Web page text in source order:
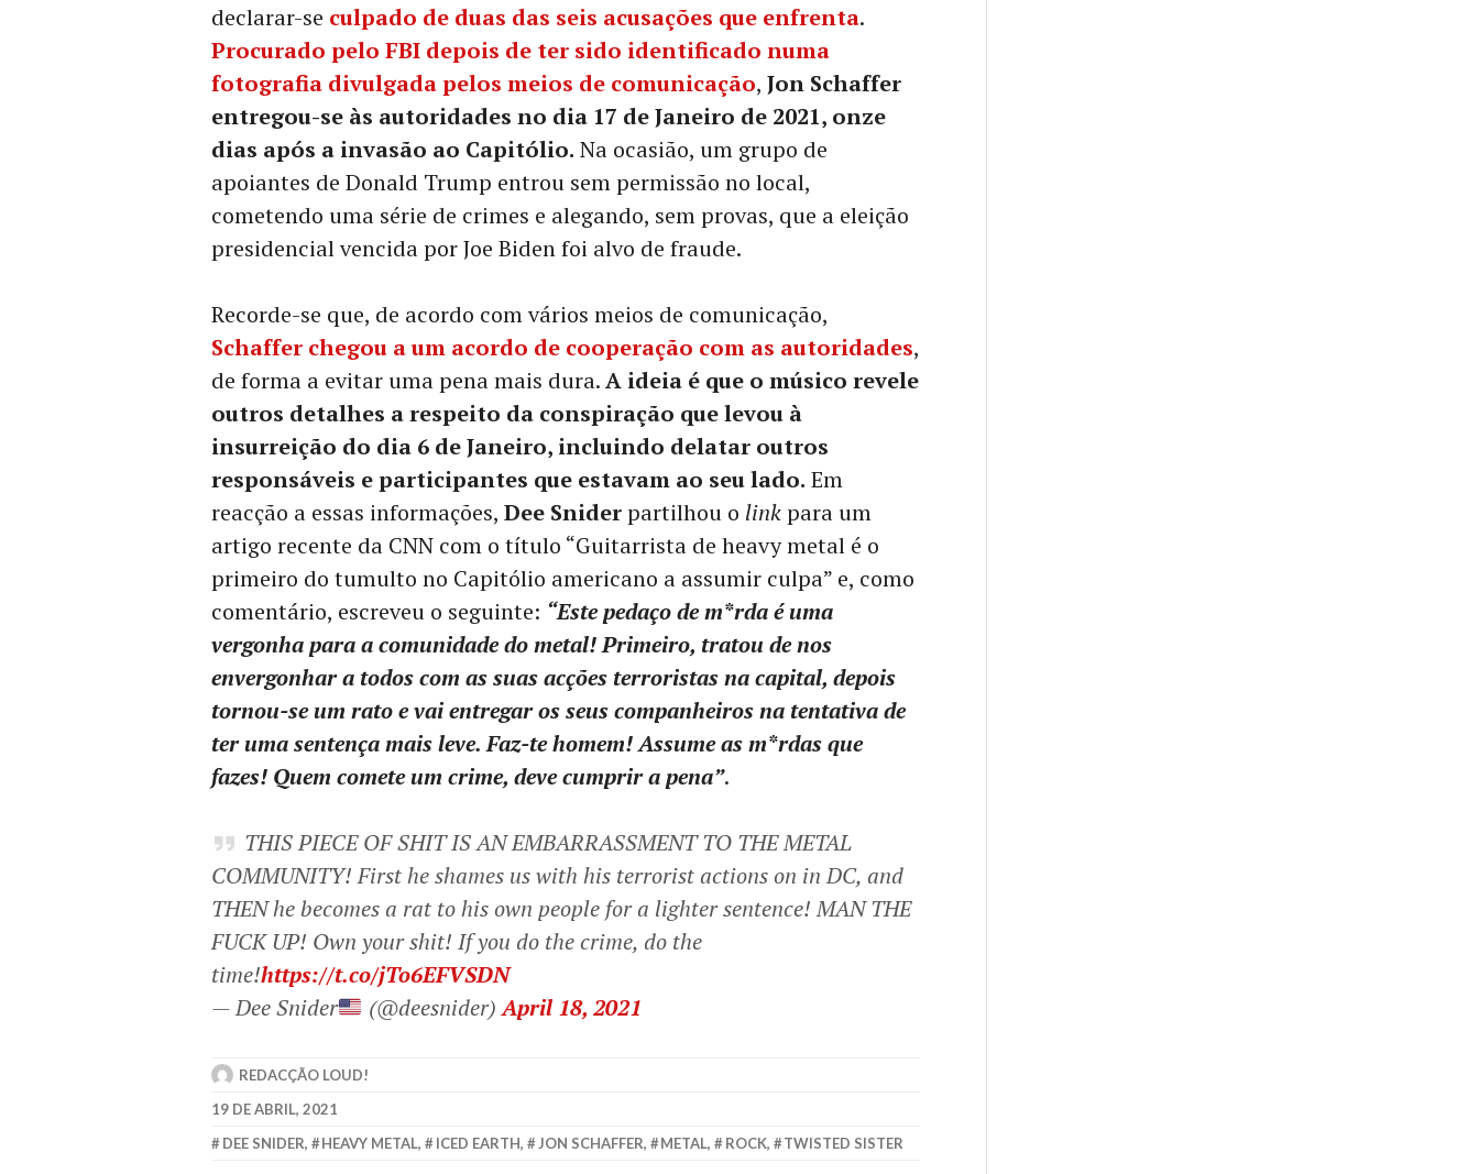
declarar-se culpado de duas das seis acusações que enfrenta.
Procurado pelo FBI depois de ter sido identificado numa
fotografia divulgada pelos meios de comunicação, Jon Schaffer
entregou-se às autoridades no dia 17 de Janeiro de 2021, onze
dias após a invasão ao Capitólio. Na ocasião, um grupo de
apoiantes de Donald Trump entrou sem permissão no local,
cometendo uma série de crimes e alegando, sem provas, que a eleição
presidencial vencida por Joe Biden foi alvo de fraude.
Recorde-se que, de acordo com vários meios de comunicação,
Schaffer chegou a um acordo de cooperação com as autoridades,
de forma a evitar uma pena mais dura.A ideia é que o músico revele
outros detalhes a respeito da conspiração que levou à
insurreição do dia 6 de Janeiro, incluindo delatar outros
responsáveis e participantes que estavam ao seu lado. Em
reacção a essas informações, Dee Sniderpartilhou o linkpara um
artigo recente da CNN com o título “Guitarrista de heavy metal é o
primeiro do tumulto no Capitólio americano a assumir culpa” e, como
comentário, escreveu o seguinte: “Este pedaço de m*rda é uma
vergonha para a comunidade do metal! Primeiro, tratou de nos
envergonhar a todos com as suas acções terroristas na capital, depois
tornou-se um rato e vai entregar os seus companheiros na tentativa de
ter uma sentença mais leve. Faz-te homem! Assume as m*rdas que
fazes! Quem comete um crime, deve cumprir a pena”.
THIS PIECE OF SHIT IS AN EMBARRASSMENT TO THE METAL
COMMUNITY! First he shames us with his terrorist actions on in DC, and
THEN he becomes a rat to his own people for a lighter sentence! MAN THE
FUCK UP! Own your shit! If you do the crime, do the
time!https://t.co/jTo6EFVSDN
— Dee Snider
(@deesnider)April 18, 2021
REDACÇÃO LOUD!
19 DE ABRIL, 2021
DEE SNIDER, HEAVY METAL, ICED EARTH, JON SCHAFFER, METAL, ROCK, TWISTED SISTER